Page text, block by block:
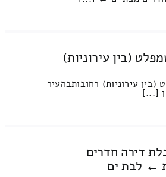
(בין עירוניות)
(בין עירוניות) רחובותבהעיר
[...]
דירה חדרים
← לבת ים